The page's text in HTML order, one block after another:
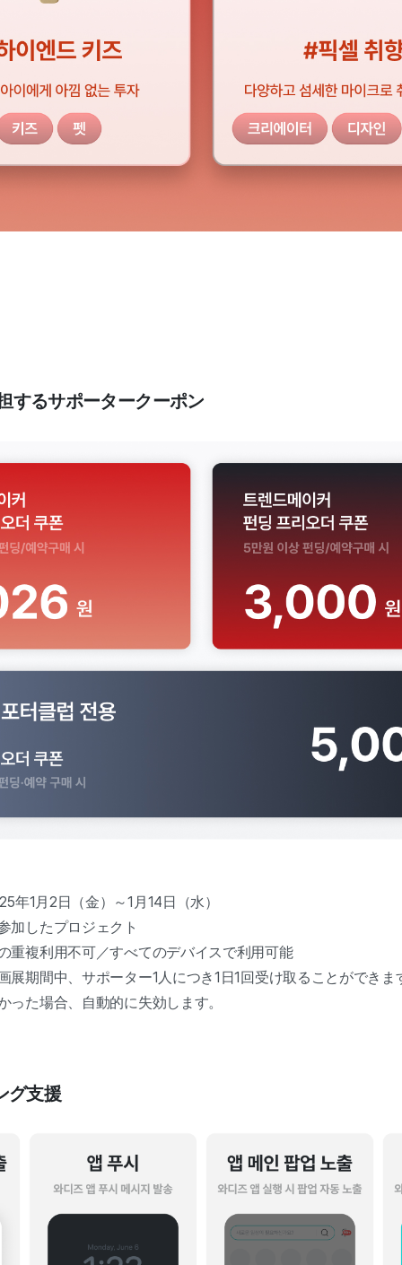
するサポータークーポン
年1月2日（金）～1月14日（水）
加したプロジェクト
重複利用不可／すべてのデバイスで利用可能
展期間中、サポーター1人につき1日1回受け取ることができま
った場合、自動的に失効します。
グ支援